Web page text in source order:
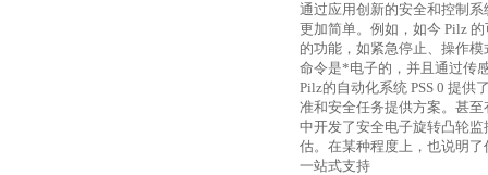
通过应用创新的安全和控制
更加简单。例如，如今 Pilz
的功能，如紧急停止、操作
命令是*电子的，并且通过传
Pilz的自动化系统 PSS 0 提供
准和安全任务提供方案。甚
中开发了安全电子旋转凸轮
估。在某种程度上，也说明
一站式支持